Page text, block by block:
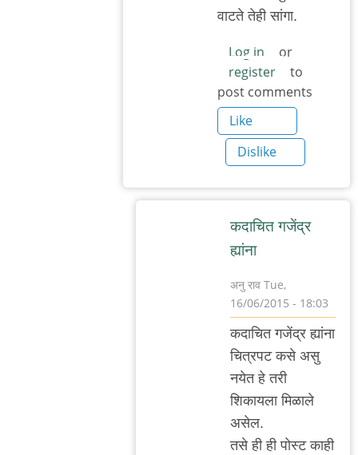
वाटते तेही सांगा.
Log in
or
register
to
post comments
Like
Dislike
कदाचित गजेंद्र
ह्यांना
अनु राव Tue,
16/06/2015 - 18:03
reply
to
पात्रता
by
अतिशहाणा
कदाचित गजेंद्र ह्यांना
चित्रपट कसे असु
नयेत हे तरी
शिकायला मिळाले
असेल.
तसे ही ही पोस्ट काही